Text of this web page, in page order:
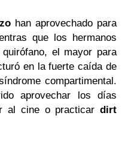
han aprovechado para
que los hermanos
el mayor para
en la fuerte caída de
compartimental.
aprovechar los días
al cine o practicar dirt